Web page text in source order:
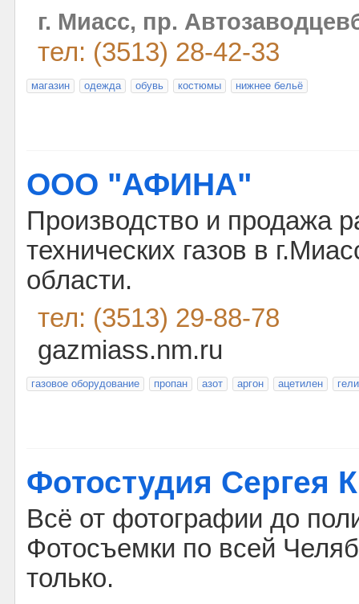
г. Миасс, пр.
тел: (3513) 28-42-33
магазин одежда обувь костюмы нижнее бельё
ООО "АФИНА"
Производство и продажа
технических газов в
области.
тел: (3513) 29-88-78
gazmiass.nm.ru
газовое оборудование пропан азот аргон ацетилен
Фотостудия Сергея
Всё от фотографии до
Фотосъемки по всей
только.